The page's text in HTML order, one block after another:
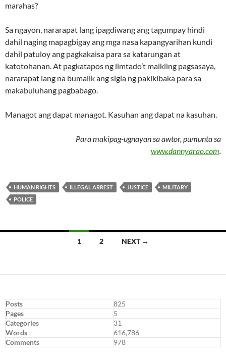
marahas?
Sa ngayon, nararapat lang ipagdiwang ang tagumpay hindi
dahil naging mapagbigay ang mga nasa kapangyarihan kundi
dahil patuloy ang pagkakaisa para sa katarungan at
katotohanan. At pagkatapos ng limtado’t maikling pagsasaya,
nararapat lang na bumalik ang sigla ng pakikibaka para sa
makabuluhang pagbabago.
Managot ang dapat managot. Kasuhan ang dapat na kasuhan.
Para makipag-ugnayan sa awtor, pumunta sa
www.dannyarao.com.
HUMAN RIGHTS ILLEGAL ARREST JUSTICE
MILITARY
POLICE
1 2 NEXT →
Posts
825
Pages
5
Categories
31
Words
616,786
Comments
978